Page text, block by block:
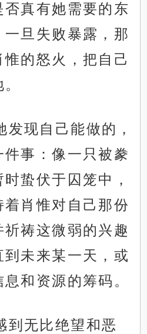
否真有她需要的东
旦失败暴露，那
的怒火，把自己
发现自己能做的，
事：像一只被豢
蛰伏于囚笼中，
肖惟对自己那份
祷这微弱的兴趣
未来某一天，或
和资源的筹码。
到无比绝望和恶